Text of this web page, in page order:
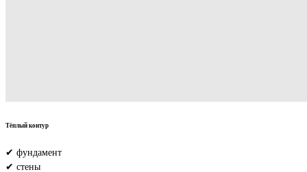
Тёплый контур
✔ фундамент
✔ стены